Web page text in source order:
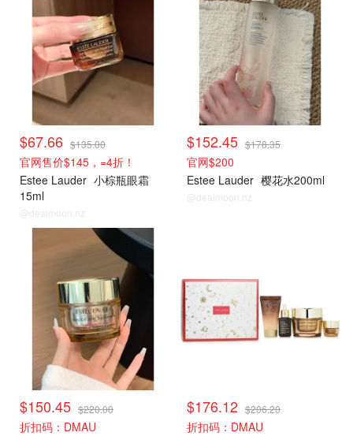
$67.66 $135.00
官网售价$145，=4折！
Estee Lauder 小棕瓶眼霜
15ml
@dealmoon.nz
$152.45 $178.35
官网$200
Estee Lauder 樱花水200ml
@dealmoon.nz
$150.45 $220.00
折扣码：DMAU
$176.12 $206.20
折扣码：DMAU